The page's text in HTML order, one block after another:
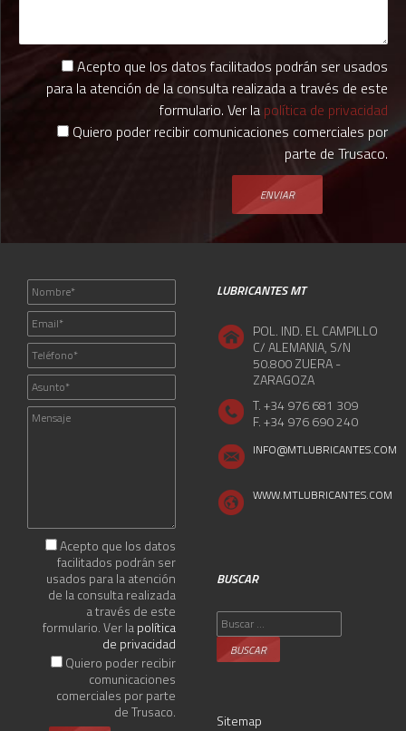
Acepto que los datos facilitados podrán ser usados
para la atención de la consulta realizada a través de este
formulario. Ver la política de privacidad
Quiero poder recibir comunicaciones comerciales por
parte de Trusaco.
Acepto que los datos
facilitados podrán ser
usados para la atención
de la consulta realizada
a través de este
formulario. Ver lapolítica
de privacidad
Quiero poder recibir
comunicaciones
comerciales por parte
de Trusaco.
LUBRICANTES MT
POL. IND. EL CAMPILLO
C/ ALEMANIA, S/N
50.800 ZUERA -
ZARAGOZA
T. +34 976 681 309
F. +34 976 690 240
INFO@MTLUBRICANTES.COM
WWW.MTLUBRICANTES.COM
BUSCAR
Buscar:
Sitemap